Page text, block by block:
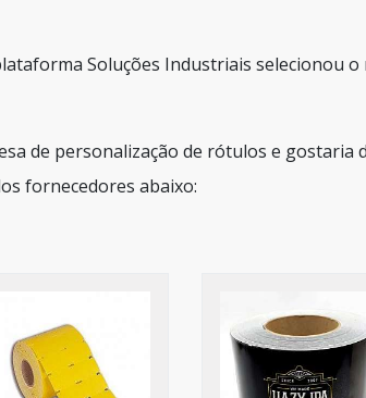
Soluções Industriais selecionou
de personalização de rótulos e gostaria
fornecedores abaixo: